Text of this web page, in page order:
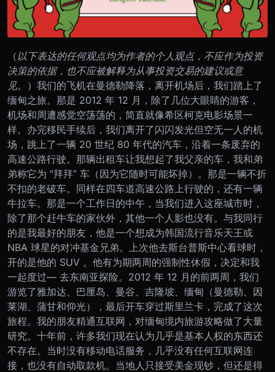
（ 以下表达的任何观点均为作者的个人观点，不应作为投资
决策的依据，也不应被解释为从事投资交易的建议或意
见。 ） 我们的飞机在曼德勒降落，离开机场后，我们踏上了
缅甸之旅。那是 2012 年 12 月，除了几位大眼睛的游客，
机场和周遭感觉空荡荡的，简直就像希区柯克电影场景一
样。 办完移民手续后，我们离开了闪闪发光但空无一人的机
场，跳上了一辆 20 世纪 80 年代的汽车，沿着一条废弃的
高速公路行驶。那辆出租车让我想起了我父亲的车，我和弟
弟称它为 “拜拜” 车（因为它随时可能坏掉）。那是一辆不折
不扣的老破车。同样在四车道高速公路上行驶的，还有一辆
牛拉车。那是一个工作日的中午，当我们进入这座城市时，
除了那个赶牛车的家伙外，其他一个人影也没有。 与我同行
的是我最好的朋友，他是一个想成为韩国流行音乐天王或
NBA 球星的对冲基金兄弟。上次他去斯台普斯中心看球时，
开的是他的 SUV 。他有为期两周的强制性休假，决定和我
一起度过— 去东南亚探险。2012 年 12 月的前两周，我们
游览了雅加达、巴厘岛、曼谷、吉隆坡、缅甸（曼德勒、因
莱湖、蒲甘和仰光），最后开车穿过斯里兰卡，完成了这次
旅程。 我的朋友精通互联网，对缅甸境内旅游攻略做了大量
研究。十年前，许多我们现在认为几乎是基本人权的东西还
不存在。当时没有移动电话服务，几乎没有任何互联网连
接，也没有自动取款机。当地人只接受美金现钞，但还是得